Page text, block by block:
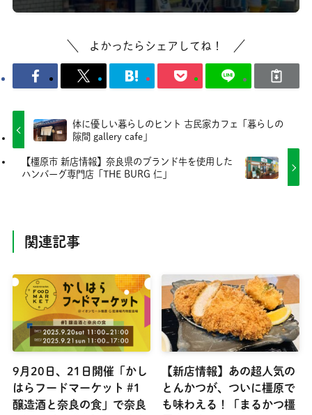
よかったらシェアしてね！
体に優しい暮らしのヒント 古民家カフェ「暮らしの
隙間 gallery cafe」
【橿原市 新店情報】奈良県のブランド牛を使用した
ハンバーグ専門店「THE BURG 仁」
関連記事
9月20日、21日開催「かし
はらフードマーケット #1
醸造酒と奈良の食」で奈良
【新店情報】あの超人気の
とんかつが、ついに橿原で
も味わえる！「まるかつ橿